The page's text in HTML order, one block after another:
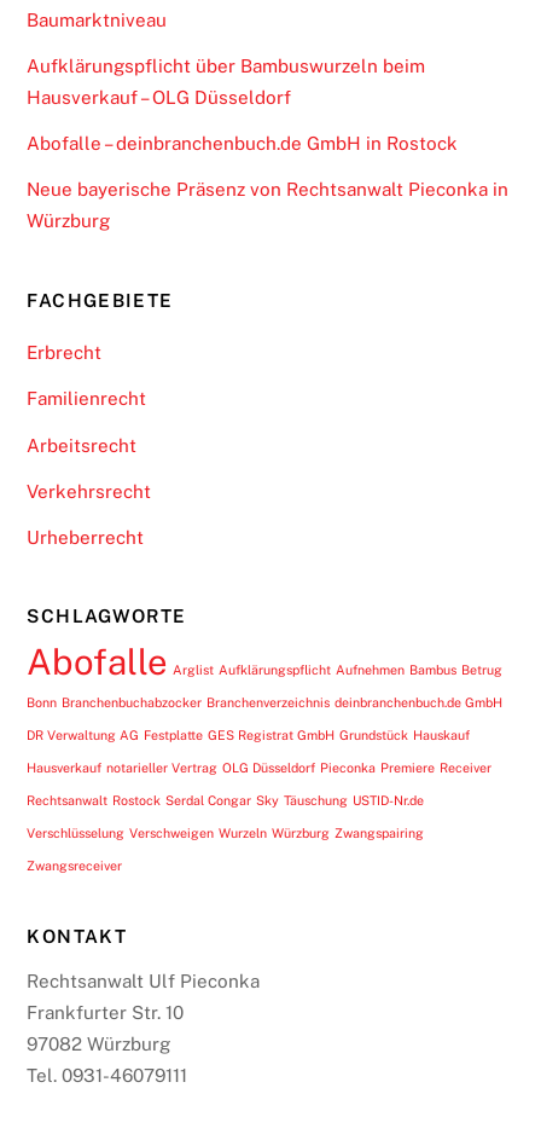
Baumarktniveau
Aufklärungspflicht über Bambuswurzeln beim
Hausverkauf – OLG Düsseldorf
Abofalle – deinbranchenbuch.de GmbH in Rostock
Neue bayerische Präsenz von Rechtsanwalt Pieconka in
Würzburg
FACHGEBIETE
Erbrecht
Familienrecht
Arbeitsrecht
Verkehrsrecht
Urheberrecht
SCHLAGWORTE
Abofalle Arglist Aufklärungspflicht Aufnehmen Bambus Betrug
Bonn Branchenbuchabzocker Branchenverzeichnis deinbranchenbuch.de GmbH
DR Verwaltung AG Festplatte GES Registrat GmbH Grundstück Hauskauf
Hausverkauf notarieller Vertrag OLG Düsseldorf Pieconka Premiere Receiver
Rechtsanwalt Rostock Serdal Congar Sky Täuschung USTID-Nr.de
Verschlüsselung Verschweigen Wurzeln Würzburg Zwangspairing
Zwangsreceiver
KONTAKT
Rechtsanwalt Ulf Pieconka
Frankfurter Str. 10
97082 Würzburg
Tel. 0931-46079111